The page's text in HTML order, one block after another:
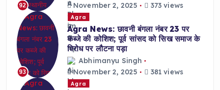
92
November 2, 2025
373 views
93
Agra
Agra News: छावनी बंगला नंबर 23 पर
कब्जे की कोशिश; पूर्व सांसद को सिख समाज के
विरोध पर लौटना पड़ा
Abhimanyu Singh
November 2, 2025
381 views
Agra